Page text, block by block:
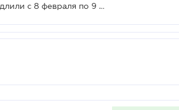
Военное положение и мобилизацию продлили с 8 февраля по 9 мая